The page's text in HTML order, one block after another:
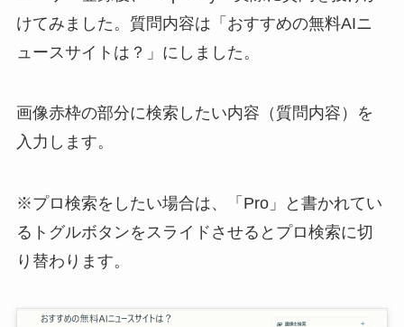
けてみました。質問内容は「おすすめの無料AIニ
ュースサイトは？」にしました。
画像赤枠の部分に検索したい内容（質問内容）を
入力します。
※プロ検索をしたい場合は、「Pro」と書かれてい
るトグルボタンをスライドさせるとプロ検索に切
り替わります。